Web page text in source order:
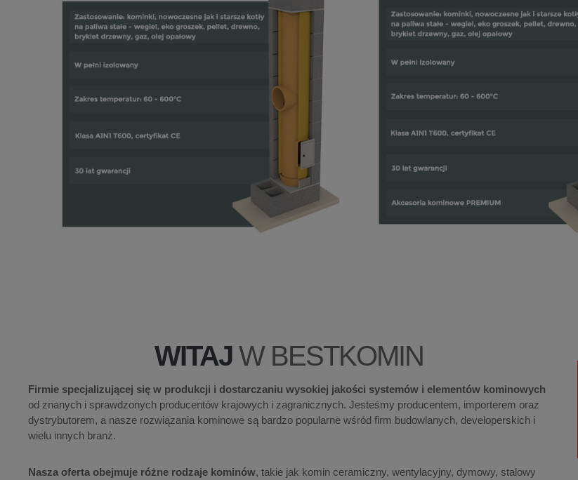
WITAJ W BESTKOMIN
Firmie specjalizującej się w produkcji i dostarczaniu wysokiej jakości systemów i elementów kominowych
od znanych i sprawdzonych producentów krajowych i zagranicznych. Jesteśmy producentem, importerem oraz
dystrybutorem, a nasze rozwiązania kominowe są bardzo popularne wśród firm budowlanych, developerskich i
wielu innych branż.
Nasza oferta obejmuje różne rodzaje kominów, takie jak komin ceramiczny, wentylacyjny, dymowy, stalowy